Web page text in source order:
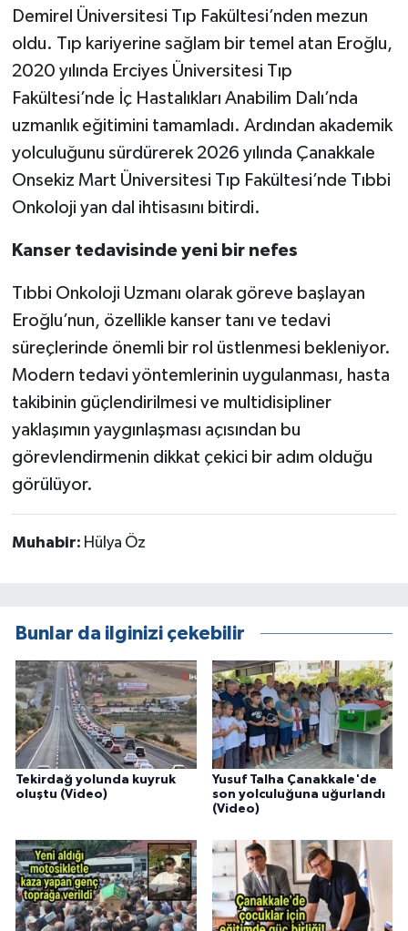
Demirel Üniversitesi Tıp Fakültesi’nden mezun
oldu. Tıp kariyerine sağlam bir temel atan Eroğlu,
2020 yılında Erciyes Üniversitesi Tıp
Fakültesi’nde İç Hastalıkları Anabilim Dalı’nda
uzmanlık eğitimini tamamladı. Ardından akademik
yolculuğunu sürdürerek 2026 yılında Çanakkale
Onsekiz Mart Üniversitesi Tıp Fakültesi’nde Tıbbi
Onkoloji yan dal ihtisasını bitirdi.
Kanser tedavisinde yeni bir nefes
Tıbbi Onkoloji Uzmanı olarak göreve başlayan
Eroğlu’nun, özellikle kanser tanı ve tedavi
süreçlerinde önemli bir rol üstlenmesi bekleniyor.
Modern tedavi yöntemlerinin uygulanması, hasta
takibinin güçlendirilmesi ve multidisipliner
yaklaşımın yaygınlaşması açısından bu
görevlendirmenin dikkat çekici bir adım olduğu
görülüyor.
Muhabir: Hülya Öz
Bunlar da ilginizi çekebilir
Tekirdağ yolunda kuyruk
oluştu (Video)
Yusuf Talha Çanakkale'de
son yolculuğuna uğurlandı
(Video)